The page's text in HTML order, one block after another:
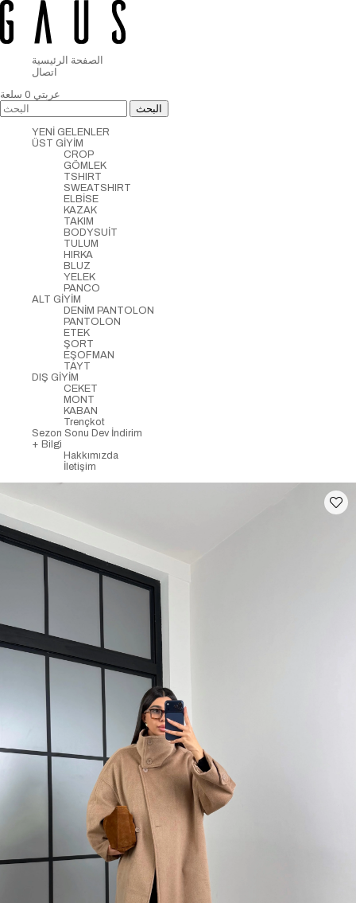
الصفحة الرئيسية
اتصال
عربتي 0 سلعة
YENİ GELENLER
ÜST GİYİM
CROP
GÖMLEK
TSHIRT
SWEATSHIRT
ELBİSE
KAZAK
TAKIM
BODYSUİT
TULUM
HIRKA
BLUZ
YELEK
PANCO
ALT GİYİM
DENİM PANTOLON
PANTOLON
ETEK
ŞORT
EŞOFMAN
TAYT
DIŞ GİYİM
CEKET
MONT
KABAN
Trençkot
Sezon Sonu Dev İndirim
+ Bilgi
Hakkımızda
İletişim